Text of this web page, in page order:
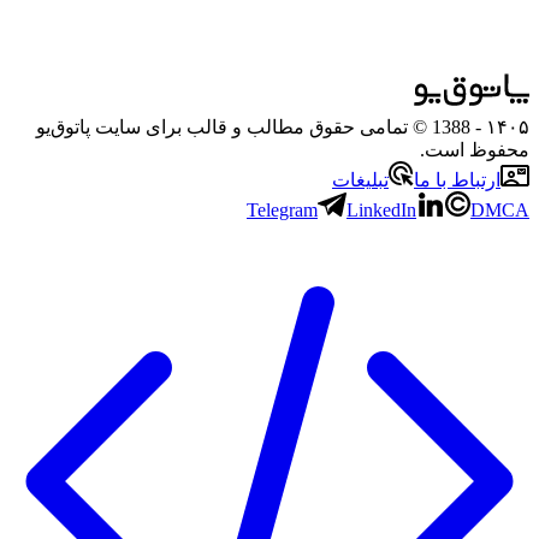
۱۴۰۵
- 1388 © تمامی حقوق مطالب و قالب برای سایت پاتوق‌یو
محفوظ است.
ارتباط با ما
تبلیغات
Telegram
LinkedIn DMCA